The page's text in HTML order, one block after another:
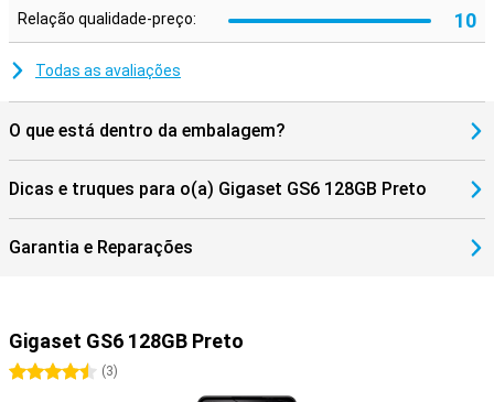
Relação qualidade-preço: 10
Todas as avaliações
O que está dentro da embalagem?
Dicas e truques para o(a) Gigaset GS6 128GB Preto
Garantia e Reparações
Gigaset GS6 128GB Preto
4.5 estrelas
(3)